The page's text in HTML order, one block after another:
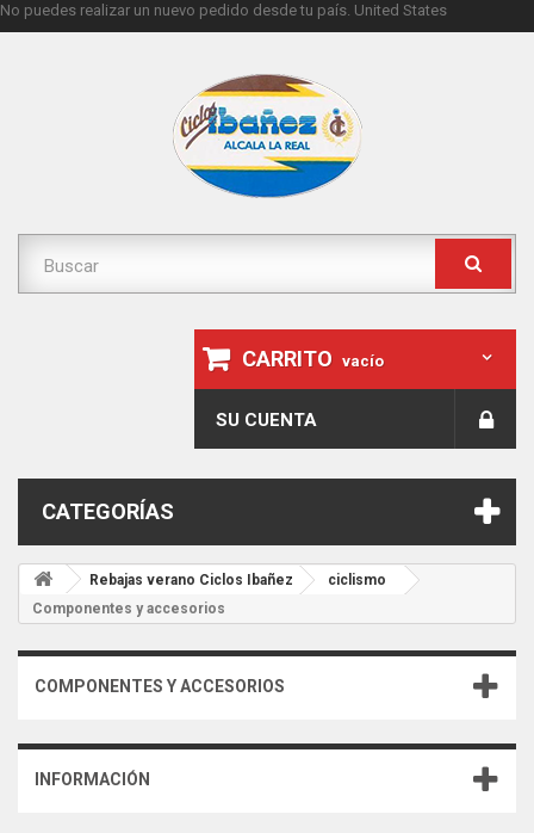
No puedes realizar un nuevo pedido desde tu país. United States
CARRITO vacío
SU CUENTA
CATEGORÍAS
Rebajas verano Ciclos Ibañez
ciclismo
Componentes y accesorios
COMPONENTES Y ACCESORIOS
INFORMACIÓN